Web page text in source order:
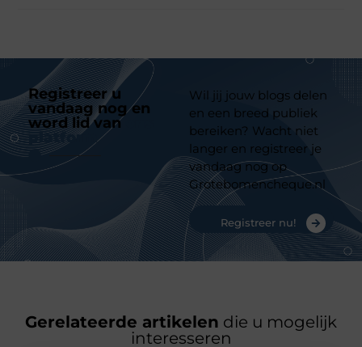
Registreer u
vandaag nog en
word lid van
platform
Wil jij jouw blogs delen
en een breed publiek
bereiken? Wacht niet
langer en registreer je
vandaag nog op
Grotebomencheque.nl
Registreer nu!
Gerelateerde artikelen die u mogelijk
interesseren